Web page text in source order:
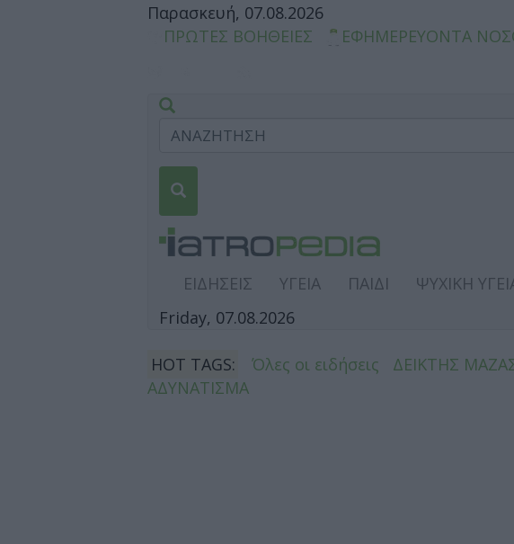
Παρασκευή, 07.08.2026
ΠΡΩΤΕΣ ΒΟΗΘΕΙΕΣ
ΕΦΗΜΕΡΕΥΟΝΤΑ
ΕΙΔΗΣΕΙΣ ΥΓΕΙΑ ΠΑΙΔΙ ΨΥΧΙΚΗ
Friday, 07.08.2026
HOT TAGS: Όλες οι ειδήσεις ΔΕΙΚΤΗΣ
ΑΔΥΝΑΤΙΣΜΑ